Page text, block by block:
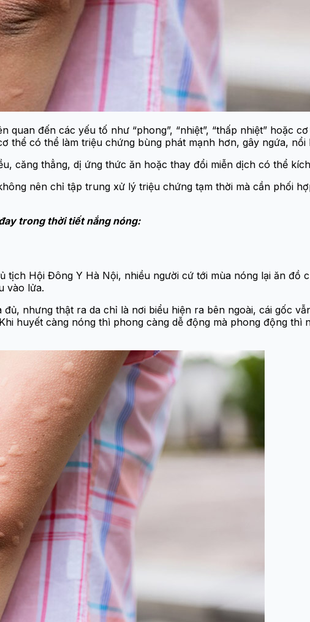
đến các yếu tố như “phong”, “nhiệt”, “thấp nhiệt” hoặc
thể có thể làm triệu chứng bùng phát mạnh hơn, gây ngứa, nổi
căng thẳng, dị ứng thức ăn hoặc thay đổi miễn dịch có thể
nên chỉ tập trung xử lý triệu chứng tạm thời mà cần phối
trong thời tiết nắng nóng:
tịch Hội Đông Y Hà Nội, nhiều người cứ tới mùa nóng lại ăn
vào lửa.
nhưng thật ra da chỉ là nơi biểu hiện ra bên ngoài, cái gốc
huyết càng nóng thì phong càng dễ động mà phong động thì